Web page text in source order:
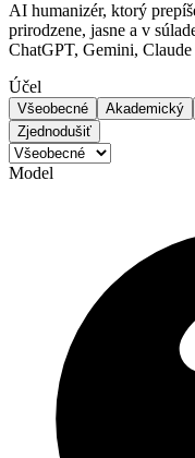
AI humanizér, ktorý
prirodzene, jasne a v
ChatGPT, Gemini,
Účel
Všeobecné Akademický
Zjednodušiť
Model